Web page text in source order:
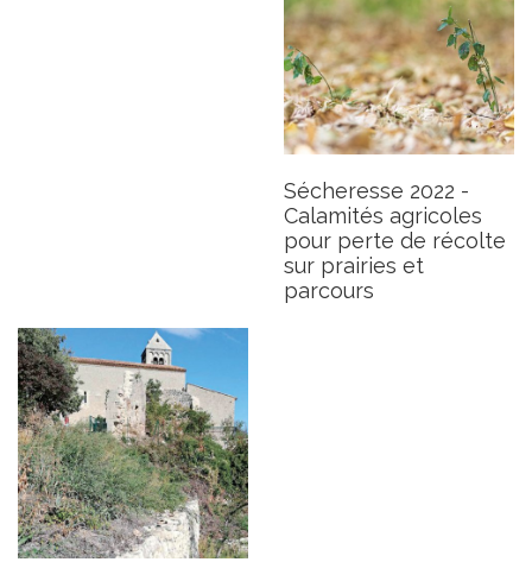
Sécheresse 2022 -
Calamités agricoles
pour perte de récolte
sur prairies et
parcours